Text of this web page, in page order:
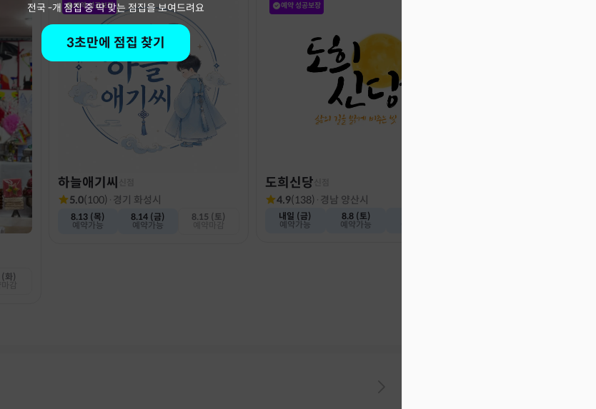
전국 -개 점집 중 딱 맞는 점집을 보여드려요
3초만에 점집 찾기
화)
예약 성공보장
하늘애기씨
5.0(100) · 경기 화성시
8.13 (목)
예약가능
8.14 (금)
예약가능
8.15 (토)
예약 성공보장
도희신당
4.9(138) · 경남 양산시
내일 (금)
예약가능
8.8 (토)
예약가능